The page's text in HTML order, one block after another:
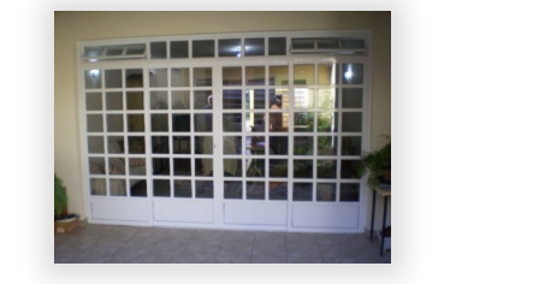
Você está procurando por
empresas que fazem porta de
alumínio branco sala Vila
Medeiros?
A Esquadriflex tem a sua organização
focada nos resultados positivos e na
segurança. Ela procura trabalhar sempre com
a máxima eficiência e qualidade em seus
serviços e é capaz de garantir o melhor custo
benefício para seus clientes para que a
satisfação deles seja atingida.